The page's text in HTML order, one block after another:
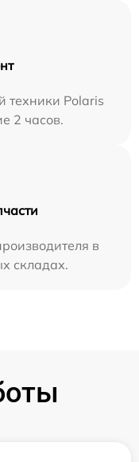
техники Polaris
2 часов.
в
складах.